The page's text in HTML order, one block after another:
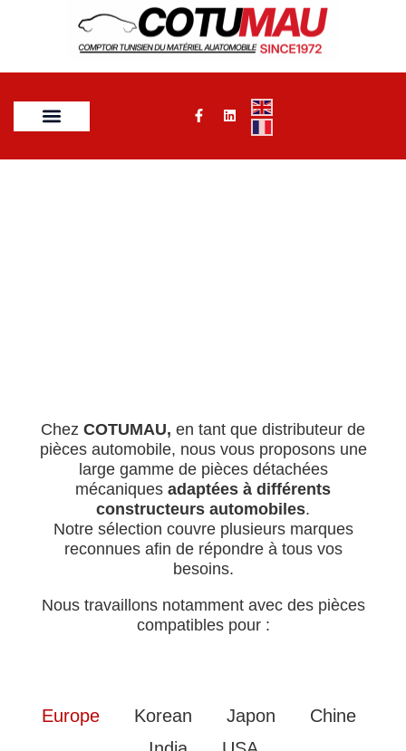
Chez COTUMAU, en tant que distributeur de
pièces automobile, nous vous proposons une
large gamme de pièces détachées
mécaniques adaptées à différents
constructeurs automobiles.
Notre sélection couvre plusieurs marques
reconnues afin de répondre à tous vos
besoins.
Nous travaillons notamment avec des pièces
compatibles pour :
Europe Korean Japon
Chine